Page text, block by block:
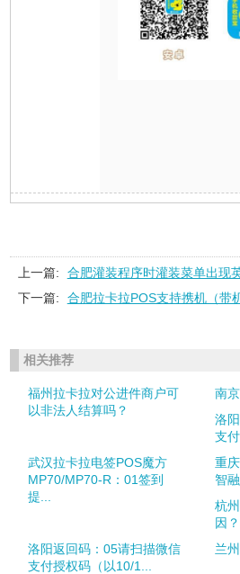
上一篇:
合肥灌装程序时灌装菜单出现
下一篇:
合肥拉卡拉POS支持携机（带
相关推荐
福州拉卡拉对公进件商户可
以非法人结算吗？
南
洛
支
武汉拉卡拉电签POS魔方
MP70/MP70-R：01签到
提...
重
智
杭
因？
洛阳返回码：05请扫描微信
支付授权码（以10/1...
兰